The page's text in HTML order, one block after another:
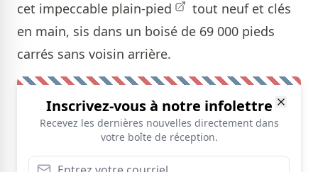
cet impeccable plain-pied
tout neuf et clés
en main, sis dans un boisé de 69 000 pieds
carrés sans voisin arrière .
Inscrivez-vous à notre infolettre
Recevez les dernières nouvelles directement dans
votre boîte de réception.